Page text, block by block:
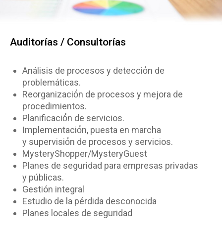
Auditorías / Consultorías
Análisis de procesos y detecció́n de
problemáticas.
Reorganizació́n de procesos y mejora de
procedimientos.
Planificació́n de servicios.
Implementació́n, puesta en marcha
y supervisió́n de procesos y servicios.
MysteryShopper/MysteryGuest
Planes de seguridad para empresas privadas
y públicas.
Gestión integral
Estudio de la pérdida desconocida
Planes locales de seguridad